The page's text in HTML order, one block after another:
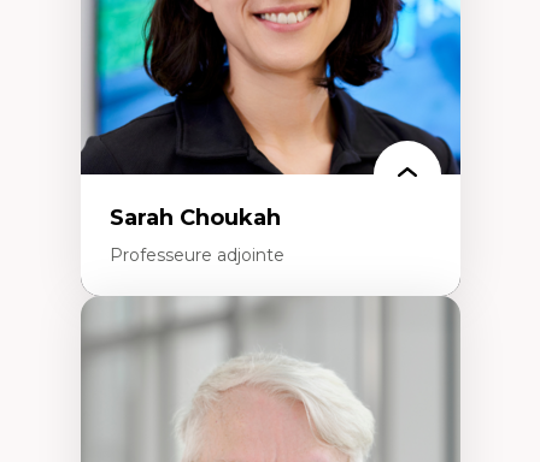
Sarah Choukah
Professeure adjointe
Expertises
Démocratisation des nouvelles
technologies et biotechnologies
Données ouvertes
Bioart, programmation et électronique
créatives